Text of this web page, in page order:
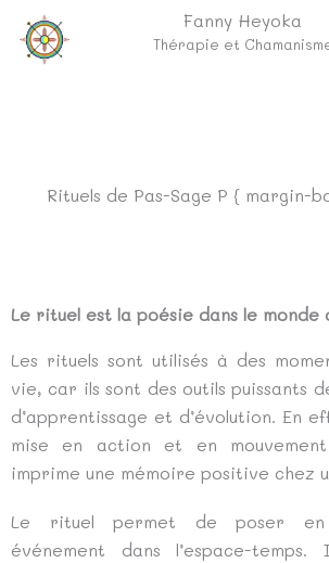
contenu
Fanny Heyoka
Thérapie et
Rituels de Pas-Sage P { margin-
Le rituel est la poésie dans le monde
Les rituels sont utilisés à des
vie, car ils sont des outils puissants
d’apprentissage et d’évolution. En
mise en action et en
imprime une mémoire positive chez
Le rituel permet de poser en
événement dans l’espace-